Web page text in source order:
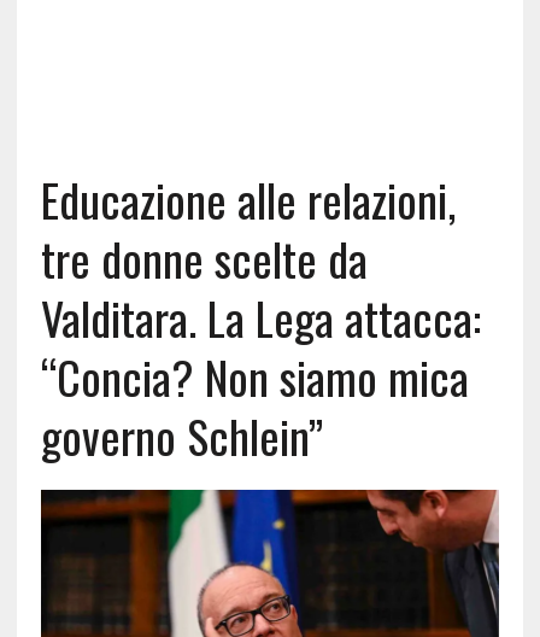
Educazione alle relazioni,
tre donne scelte da
Valditara. La Lega attacca:
“Concia? Non siamo mica
governo Schlein”